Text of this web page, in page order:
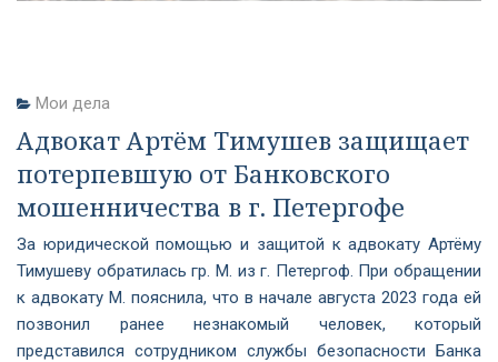
Мои дела
Адвокат Артём Тимушев защищает
потерпевшую от Банковского
мошенничества в г. Петергофе
За юридической помощью и защитой к адвокату Артёму
Тимушеву обратилась гр. М. из г. Петергоф. При обращении
к адвокату М. пояснила, что в начале августа 2023 года ей
позвонил ранее незнакомый человек, который
представился сотрудником службы безопасности Банка